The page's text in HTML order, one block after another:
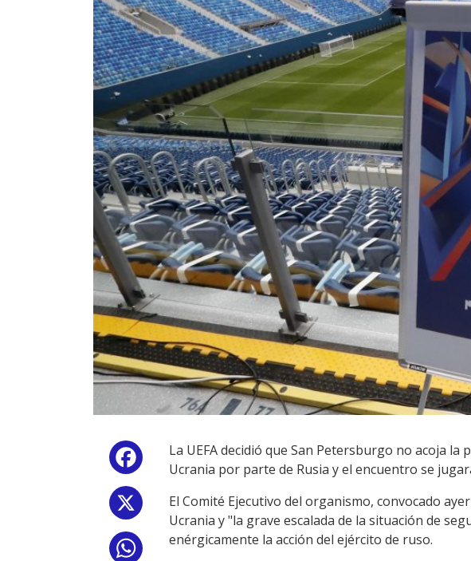
Facebook
WhatsApp
La UEFA decidió que San Petersburgo no acoja
Ucrania por parte de Rusia y el encuentro se
El Comité Ejecutivo del organismo, convocado
Ucrania y "la grave escalada de la situación de
enérgicamente la acción del ejército de ruso.